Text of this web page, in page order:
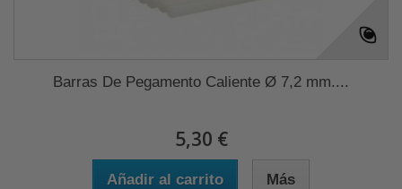
Barras De Pegamento Caliente Ø 7,2 mm....
5,30 €
Añadir al carrito Más